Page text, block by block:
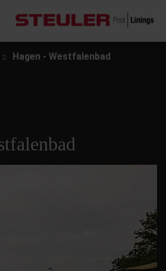
Hagen - Westfalenbad